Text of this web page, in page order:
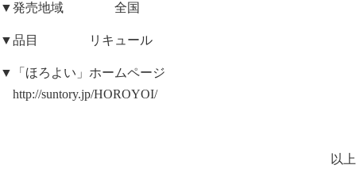
▼発売地域 全国
▼品目 リキュール
▼「ほろよい」ホームページ
http://suntory.jp/HOROYOI/
以上